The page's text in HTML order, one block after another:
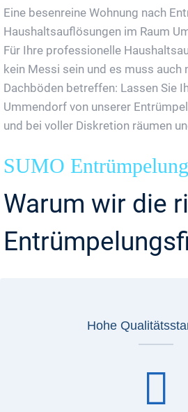
Eine besenreine Wohnung nach
Haushaltsauflösungen im Raum
Für Ihre professionelle
kein Messi sein und es muss auch
Dachböden betreffen: Lassen Sie
Ummendorf von unserer
und bei voller Diskretion räumen
SUMO
Warum wir die
Hohe